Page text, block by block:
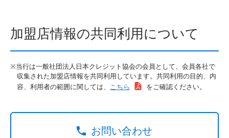
加盟店情報の共同利用について
※当行は一般社団法人日本クレジット協会の会員として、会員各社で
収集された加盟店情報を共同利用しています。共同利用の目的、内
容、利用者の範囲に関しては、 こちら をご確認ください。
お問い合わせ